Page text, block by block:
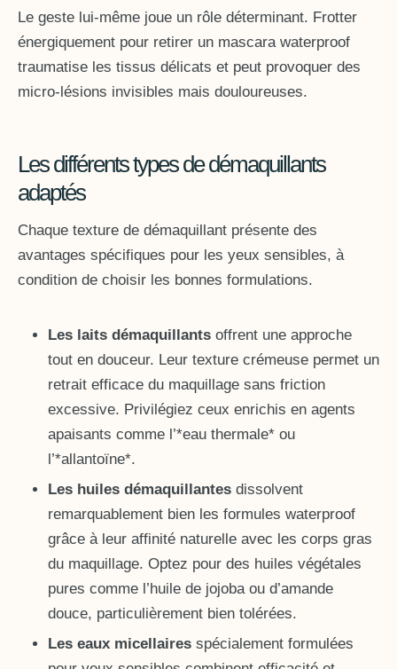
Le geste lui-même joue un rôle déterminant. Frotter
énergiquement pour retirer un mascara waterproof
traumatise les tissus délicats et peut provoquer des
micro-lésions invisibles mais douloureuses.
Les différents types de démaquillants
adaptés
Chaque texture de démaquillant présente des
avantages spécifiques pour les yeux sensibles, à
condition de choisir les bonnes formulations.
Les laits démaquillants offrent une approche
tout en douceur. Leur texture crémeuse permet un
retrait efficace du maquillage sans friction
excessive. Privilégiez ceux enrichis en agents
apaisants comme l’*eau thermale* ou
l’*allantoïne*.
Les huiles démaquillantes dissolvent
remarquablement bien les formules waterproof
grâce à leur affinité naturelle avec les corps gras
du maquillage. Optez pour des huiles végétales
pures comme l’huile de jojoba ou d’amande
douce, particulièrement bien tolérées.
Les eaux micellaires spécialement formulées